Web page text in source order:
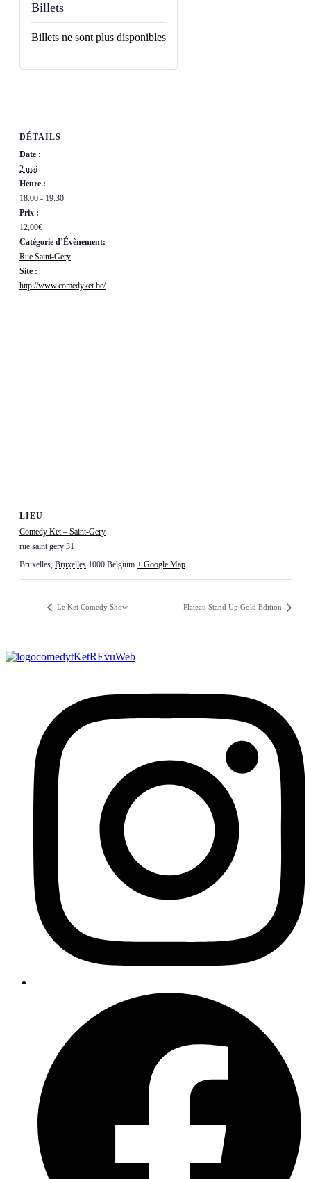
DÉTAILS
Date :
2 mai
Heure :
18:00 - 19:30
Prix :
12,00€
Catégorie d’Évènement:
Rue Saint-Gery
Site :
http://www.comedyket.be/
LIEU
Comedy Ket – Saint-Gery
rue saint gery 31
Bruxelles, Bruxelles 1000 Belgium + Google Map
Billets
Billets ne sont plus disponibles
Le Ket Comedy Show Plateau Stand Up Gold Edition